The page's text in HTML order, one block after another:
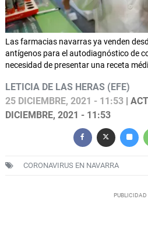
Las farmacias navarras ya venden
antígenos para el autodiagnóstico de
necesidad de presentar una receta
LETICIA DE LAS HERAS (EFE)
25 DICIEMBRE, 2021 - 11:53 |
DICIEMBRE, 2021 - 11:53
CORONAVIRUS EN NAVARRA